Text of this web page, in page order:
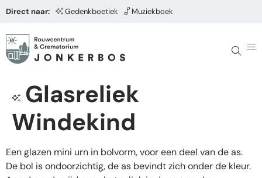
Direct naar: Gedenkboetiek Muziekboek
Glasreliek
Windekind
Een glazen mini urn in bolvorm, voor een deel van de as.
De bol is ondoorzichtig, de as bevindt zich onder de kleur.